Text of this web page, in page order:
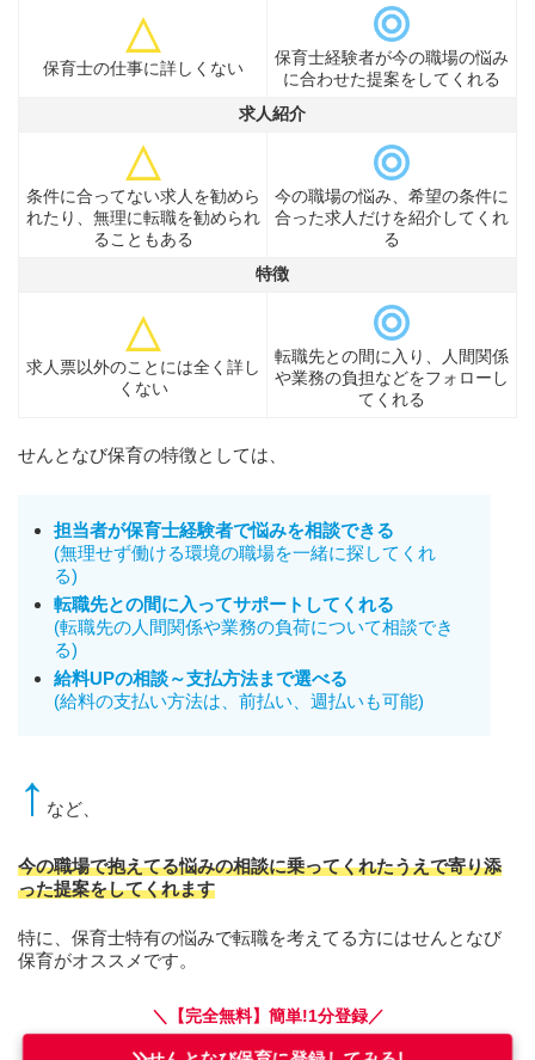
保育士の仕事に詳しくない
保育士経験者が今の職場の悩み
に合わせた提案をしてくれる
求人紹介
条件に合ってない求人を勧めら
れたり、無理に転職を勧められ
ることもある
今の職場の悩み、希望の条件に
合った求人だけを紹介してくれ
る
特徴
求人票以外のことには全く詳し
くない
転職先との間に入り、人間関係
や業務の負担などをフォローし
てくれる
せんとなび保育の特徴としては、
担当者が保育士経験者で悩みを相談できる
(無理せず働ける環境の職場を一緒に探してくれ
る)
転職先との間に入ってサポートしてくれる
(転職先の人間関係や業務の負荷について相談でき
る)
給料UPの相談～支払方法まで選べる
(給料の支払い方法は、前払い、週払いも可能)
↑ など、
今の職場で抱えてる悩みの相談に乗ってくれたうえで寄り添
った提案をしてくれます
特に、保育士特有の悩みで転職を考えてる方にはせんとなび
保育がオススメです。
＼【完全無料】 簡単!1分登録／
せんとなび保育に登録してみる!